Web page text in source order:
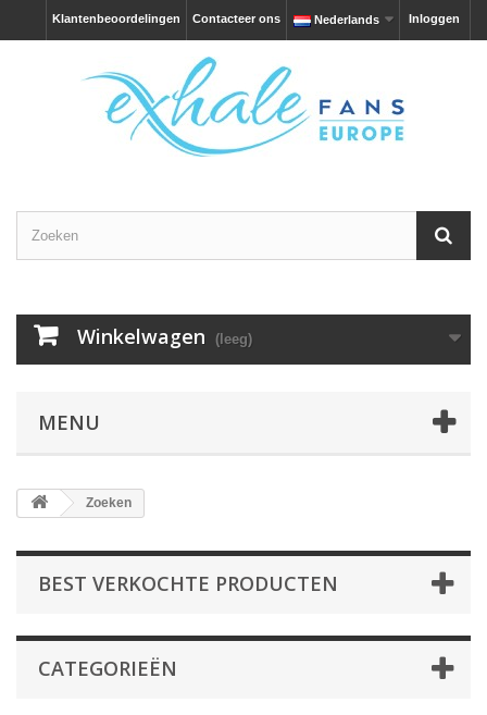
Inloggen
Nederlands
Contacteer ons
Klantenbeoordelingen
Winkelwagen (leeg)
MENU
Zoeken
BEST VERKOCHTE PRODUCTEN
CATEGORIEËN